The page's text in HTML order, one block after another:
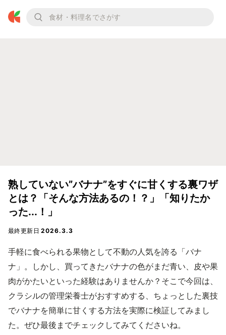
熟していない”バナナ”をすぐに甘くする裏ワザ
とは？「そんな方法あるの！？」「知りたか
った...！」
最終更新日2026.3.3
手軽に食べられる果物として不動の人気を誇る「バナ
ナ」。しかし、買ってきたバナナの色がまだ青い、皮や果
肉がかたいといった経験はありませんか？そこで今回は、
クラシルの管理栄養士がおすすめする、ちょっとした裏技
でバナナを簡単に甘くする方法を実際に検証してみまし
た。ぜひ最後までチェックしてみてくださいね。